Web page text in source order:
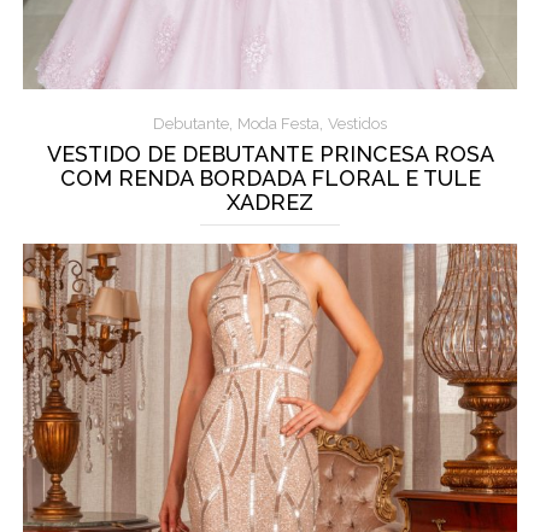
Debutante, Moda Festa, Vestidos
VESTIDO DE DEBUTANTE PRINCESA ROSA
COM RENDA BORDADA FLORAL E TULE
XADREZ